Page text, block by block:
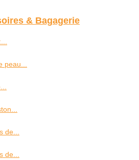
& Bagagerie
de...
de...